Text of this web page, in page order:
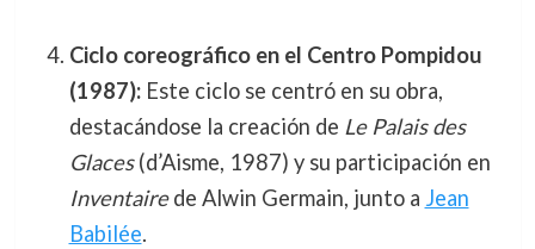
Ciclo coreográfico en el Centro Pompidou
(1987):Este ciclo se centró en su obra,
destacándose la creación de Le Palais des
Glaces(d’Aisme, 1987) y su participación en
Inventairede Alwin Germain, junto a Jean
Babilée.